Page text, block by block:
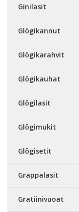
Ginilasit
Glögikannut
Glögikarahvit
Glögikauhat
Glögilasit
Glögimukit
Glögisetit
Grappalasit
Gratiinivuoat